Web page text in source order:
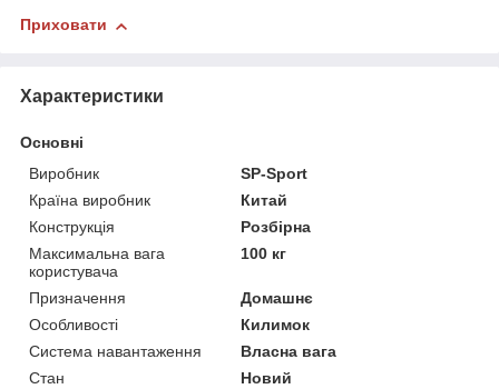
Приховати
Характеристики
Основні
Виробник
SP-Sport
Країна виробник
Китай
Конструкція
Розбірна
Максимальна вага
користувача
100 кг
Призначення
Домашнє
Особливості
Килимок
Система навантаження
Власна вага
Стан
Новий